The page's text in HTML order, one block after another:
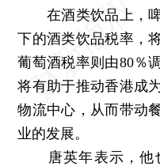
在酒类饮品上，啤
下的酒类饮品税率，
葡萄酒税率则由80％
将有助于推动香港成
物流中心，从而带动
业的发展。
唐英年表示，他